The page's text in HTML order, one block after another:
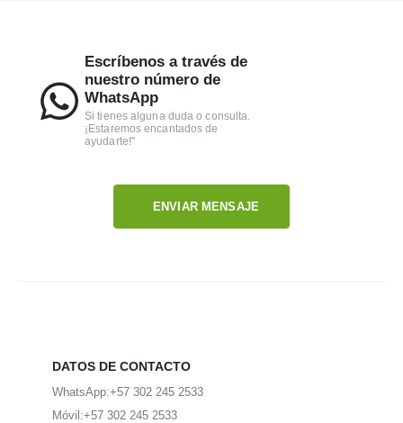
Escríbenos a través de
nuestro número de
WhatsApp
Si tienes alguna duda o consulta.
¡Estaremos encantados de
ayudarte!"
ENVIAR MENSAJE
DATOS DE CONTACTO
WhatsApp:+57 302 245 2533
Móvil:+57 302 245 2533